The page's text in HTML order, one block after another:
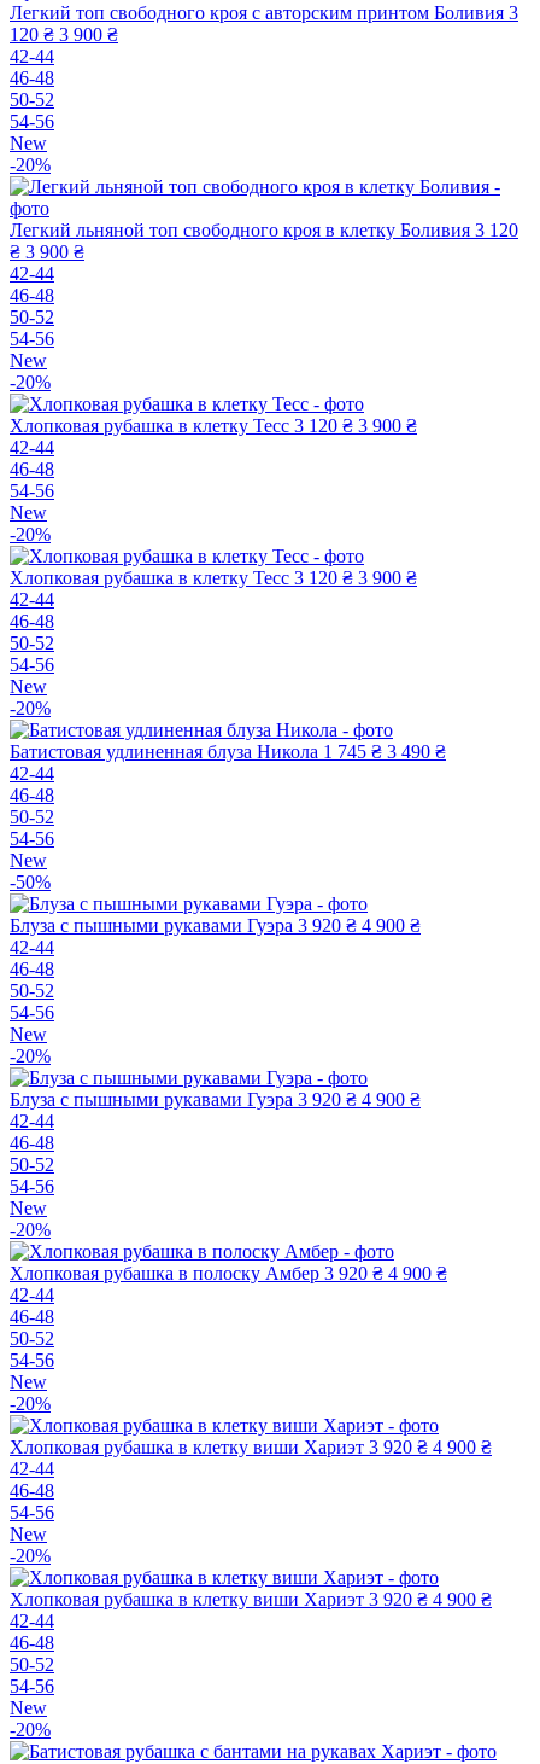
Легкий топ свободного кроя с авторским принтом Боливия 3
120 ₴ 3 900 ₴
42-44
46-48
50-52
54-56
New
-20%
Легкий льняной топ свободного кроя в клетку Боливия 3 120
₴ 3 900 ₴
42-44
46-48
50-52
54-56
New
-20%
Хлопковая рубашка в клетку Тесс 3 120 ₴ 3 900 ₴
42-44
46-48
54-56
New
-20%
Хлопковая рубашка в клетку Тесс 3 120 ₴ 3 900 ₴
42-44
46-48
50-52
54-56
New
-20%
Батистовая удлиненная блуза Никола 1 745 ₴ 3 490 ₴
42-44
46-48
50-52
54-56
New
-50%
Блуза с пышными рукавами Гуэра 3 920 ₴ 4 900 ₴
42-44
46-48
50-52
54-56
New
-20%
Блуза с пышными рукавами Гуэра 3 920 ₴ 4 900 ₴
42-44
46-48
50-52
54-56
New
-20%
Хлопковая рубашка в полоску Амбер 3 920 ₴ 4 900 ₴
42-44
46-48
50-52
54-56
New
-20%
Хлопковая рубашка в клетку виши Хариэт 3 920 ₴ 4 900 ₴
42-44
46-48
54-56
New
-20%
Хлопковая рубашка в клетку виши Хариэт 3 920 ₴ 4 900 ₴
42-44
46-48
50-52
54-56
New
-20%